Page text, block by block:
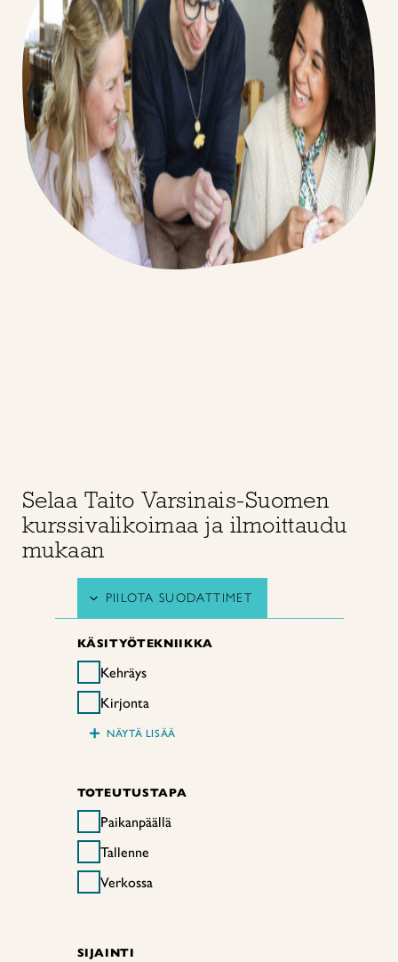
Selaa Taito Varsinais-Suomen
kurssivalikoimaa ja ilmoittaudu
mukaan
PIILOTA SUODATTIMET
KÄSITYÖTEKNIIKKA
Kehräys
Kirjonta
+ NÄYTÄ LISÄÄ
TOTEUTUSTAPA
Paikanpäällä
Tallenne
Verkossa
SIJAINTI